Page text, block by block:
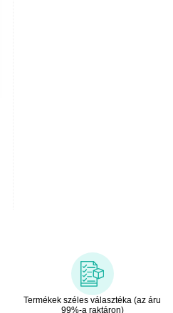
Termékek széles választéka (az áru
99%-a raktáron)